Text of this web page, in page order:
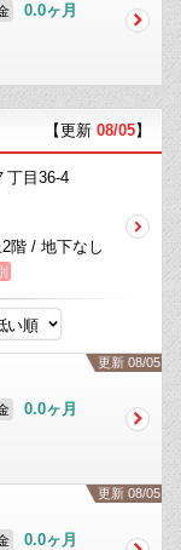
0.0ヶ月
【更新 08/05】
丁目36-4
階 / 地下なし
更新 08/05
0.0ヶ月
更新 08/05
0.0ヶ月